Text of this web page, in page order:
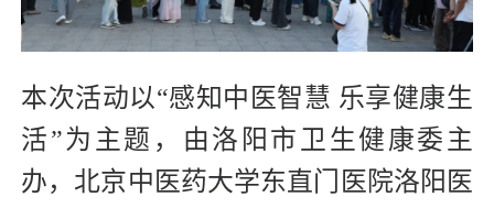
本次活动以“感知中医智慧 乐享健康生
活”为主题，由洛阳市卫生健康委主
办，北京中医药大学东直门医院洛阳医